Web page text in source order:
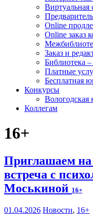
Виртуальная
Online
Online заказ
Заказ и
Библиотека
Платные
Бесплатная
Конкурсы
Вологодская
Коллегам
16+
Приглашаем на
встреча с
Моськиной 16+
01.04.2026 Новости, 16+